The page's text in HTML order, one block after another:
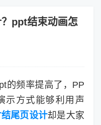
ppt结束动画怎
的频率提高了，PP
示方式能够利用声
结尾页设计却是大家